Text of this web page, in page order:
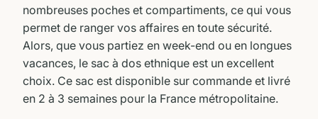
nombreuses poches et compartiments, ce qui vous
permet de ranger vos affaires en toute sécurité.
Alors, que vous partiez en week-end ou en longues
vacances, le sac à dos ethnique est un excellent
choix. Ce sac est disponible sur commande et livré
en 2 à 3 semaines pour la France métropolitaine.